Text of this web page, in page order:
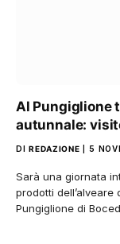
Al Pungiglione
autunnale:
DI REDAZIONE 5
Sarà una giornata
prodotti dell’alveare
Pungiglione di